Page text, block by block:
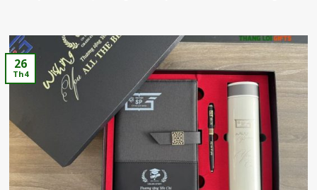
26
Th4